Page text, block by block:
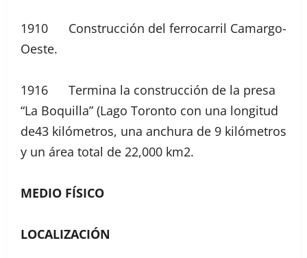
1910 Construcción del ferrocarril Camargo-
Oeste.
1916 Termina la construcción de la presa
“La Boquilla” (Lago Toronto con una longitud
de43 kilómetros, una anchura de 9 kilómetros
y un área total de 22,000 km2.
MEDIO FÍSICO
LOCALIZACIÓN